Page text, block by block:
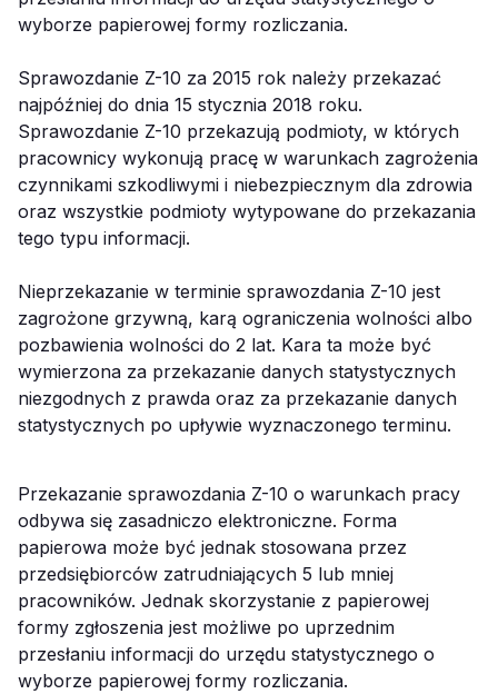
wyborze papierowej formy rozliczania.
Sprawozdanie Z-10 za 2015 rok należy przekazać
najpóźniej do dnia 15 stycznia 2018 roku.
Sprawozdanie Z-10 przekazują podmioty, w których
pracownicy wykonują pracę w warunkach zagrożenia
czynnikami szkodliwymi i niebezpiecznym dla zdrowia
oraz wszystkie podmioty wytypowane do przekazania
tego typu informacji.
Nieprzekazanie w terminie sprawozdania Z-10 jest
zagrożone grzywną, karą ograniczenia wolności albo
pozbawienia wolności do 2 lat. Kara ta może być
wymierzona za przekazanie danych statystycznych
niezgodnych z prawda oraz za przekazanie danych
statystycznych po upływie wyznaczonego terminu.
Przekazanie sprawozdania Z-10 o warunkach pracy
odbywa się zasadniczo elektroniczne. Forma
papierowa może być jednak stosowana przez
przedsiębiorców zatrudniających 5 lub mniej
pracowników. Jednak skorzystanie z papierowej
formy zgłoszenia jest możliwe po uprzednim
przesłaniu informacji do urzędu statystycznego o
wyborze papierowej formy rozliczania.